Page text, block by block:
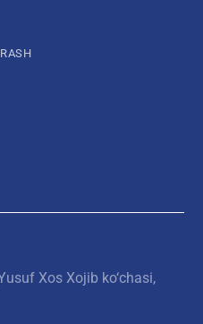
Xos Xojib ko‘chasi,